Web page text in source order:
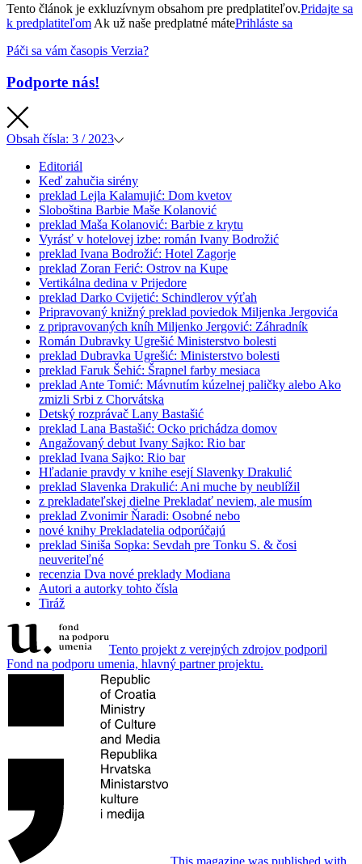
Tento článok je exkluzívnym obsahom pre predplatiteľov.Pridajte sa
k predplatiteľom Ak už naše predplatné mátePrihláste sa
Páči sa vám časopis Verzia?
Podporte nás!
Obsah čísla: 3 / 2023
Editoriál
Keď zahučia sirény
preklad Lejla Kalamujić: Dom kvetov
Sloboština Barbie Maše Kolanović
preklad Maša Kolanović: Barbie z krytu
Vyrásť v hotelovej izbe: román Ivany Bodrožić
preklad Ivana Bodrožić: Hotel Zagorje
preklad Zoran Ferić: Ostrov na Kupe
Vertikálna dedina v Prijedore
preklad Darko Cvijetić: Schindlerov výťah
Pripravovaný knižný preklad poviedok Miljenka Jergovića
z pripravovaných kníh Miljenko Jergović: Záhradník
Román Dubravky Ugrešić Ministerstvo bolesti
preklad Dubravka Ugrešić: Ministerstvo bolesti
preklad Faruk Šehić: Šrapnel farby mesiaca
preklad Ante Tomić: Mávnutím kúzelnej paličky alebo Ako
zmizli Srbi z Chorvátska
Detský rozprávač Lany Bastašić
preklad Lana Bastašić: Ocko prichádza domov
Angažovaný debut Ivany Sajko: Rio bar
preklad Ivana Sajko: Rio bar
Hľadanie pravdy v knihe esejí Slavenky Drakulić
preklad Slavenka Drakulić: Ani muche by neublížil
z prekladateľskej dielne Prekladať neviem, ale musím
preklad Zvonimir Ňaradi: Osobné nebo
nové knihy Prekladatelia odporúčajú
preklad Siniša Sopka: Sevdah pre Tonku S. & čosi
neuveriteľné
recenzia Dva nové preklady Modiana
Autori a autorky tohto čísla
Tiráž
Tento projekt z verejných zdrojov podporil
Fond na podporu umenia, hlavný partner projektu.
This magazine was published with